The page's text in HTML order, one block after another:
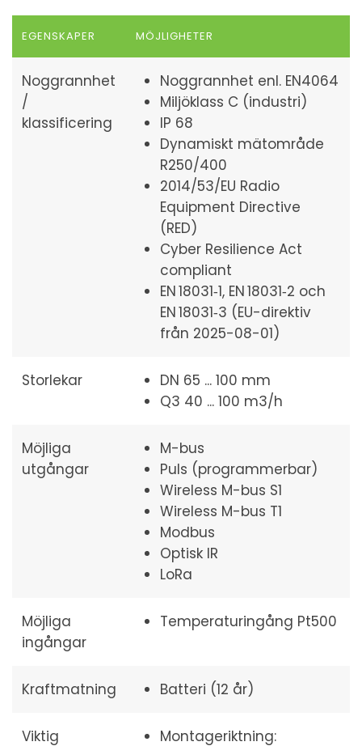
EGENSKAPER MÖJLIGHETER
Noggrannhet
/
klassificering
Noggrannhet enl. EN4064
Miljöklass C (industri)
IP 68
Dynamiskt mätområde
R250/400
2014/53/EU Radio
Equipment Directive
(RED)
Cyber Resilience Act
compliant
EN 18031‑1, EN 18031‑2 och
EN 18031‑3 (EU-direktiv
från 2025-08-01)
Storlekar
DN 65 ... 100 mm
Q3 40 ... 100 m3/h
Möjliga
utgångar
M-bus
Puls (programmerbar)
Wireless M-bus S1
Wireless M-bus T1
Modbus
Optisk IR
LoRa
Möjliga
ingångar
Temperaturingång Pt500
Kraftmatning Batteri (12 år)
Viktig
Montageriktning: